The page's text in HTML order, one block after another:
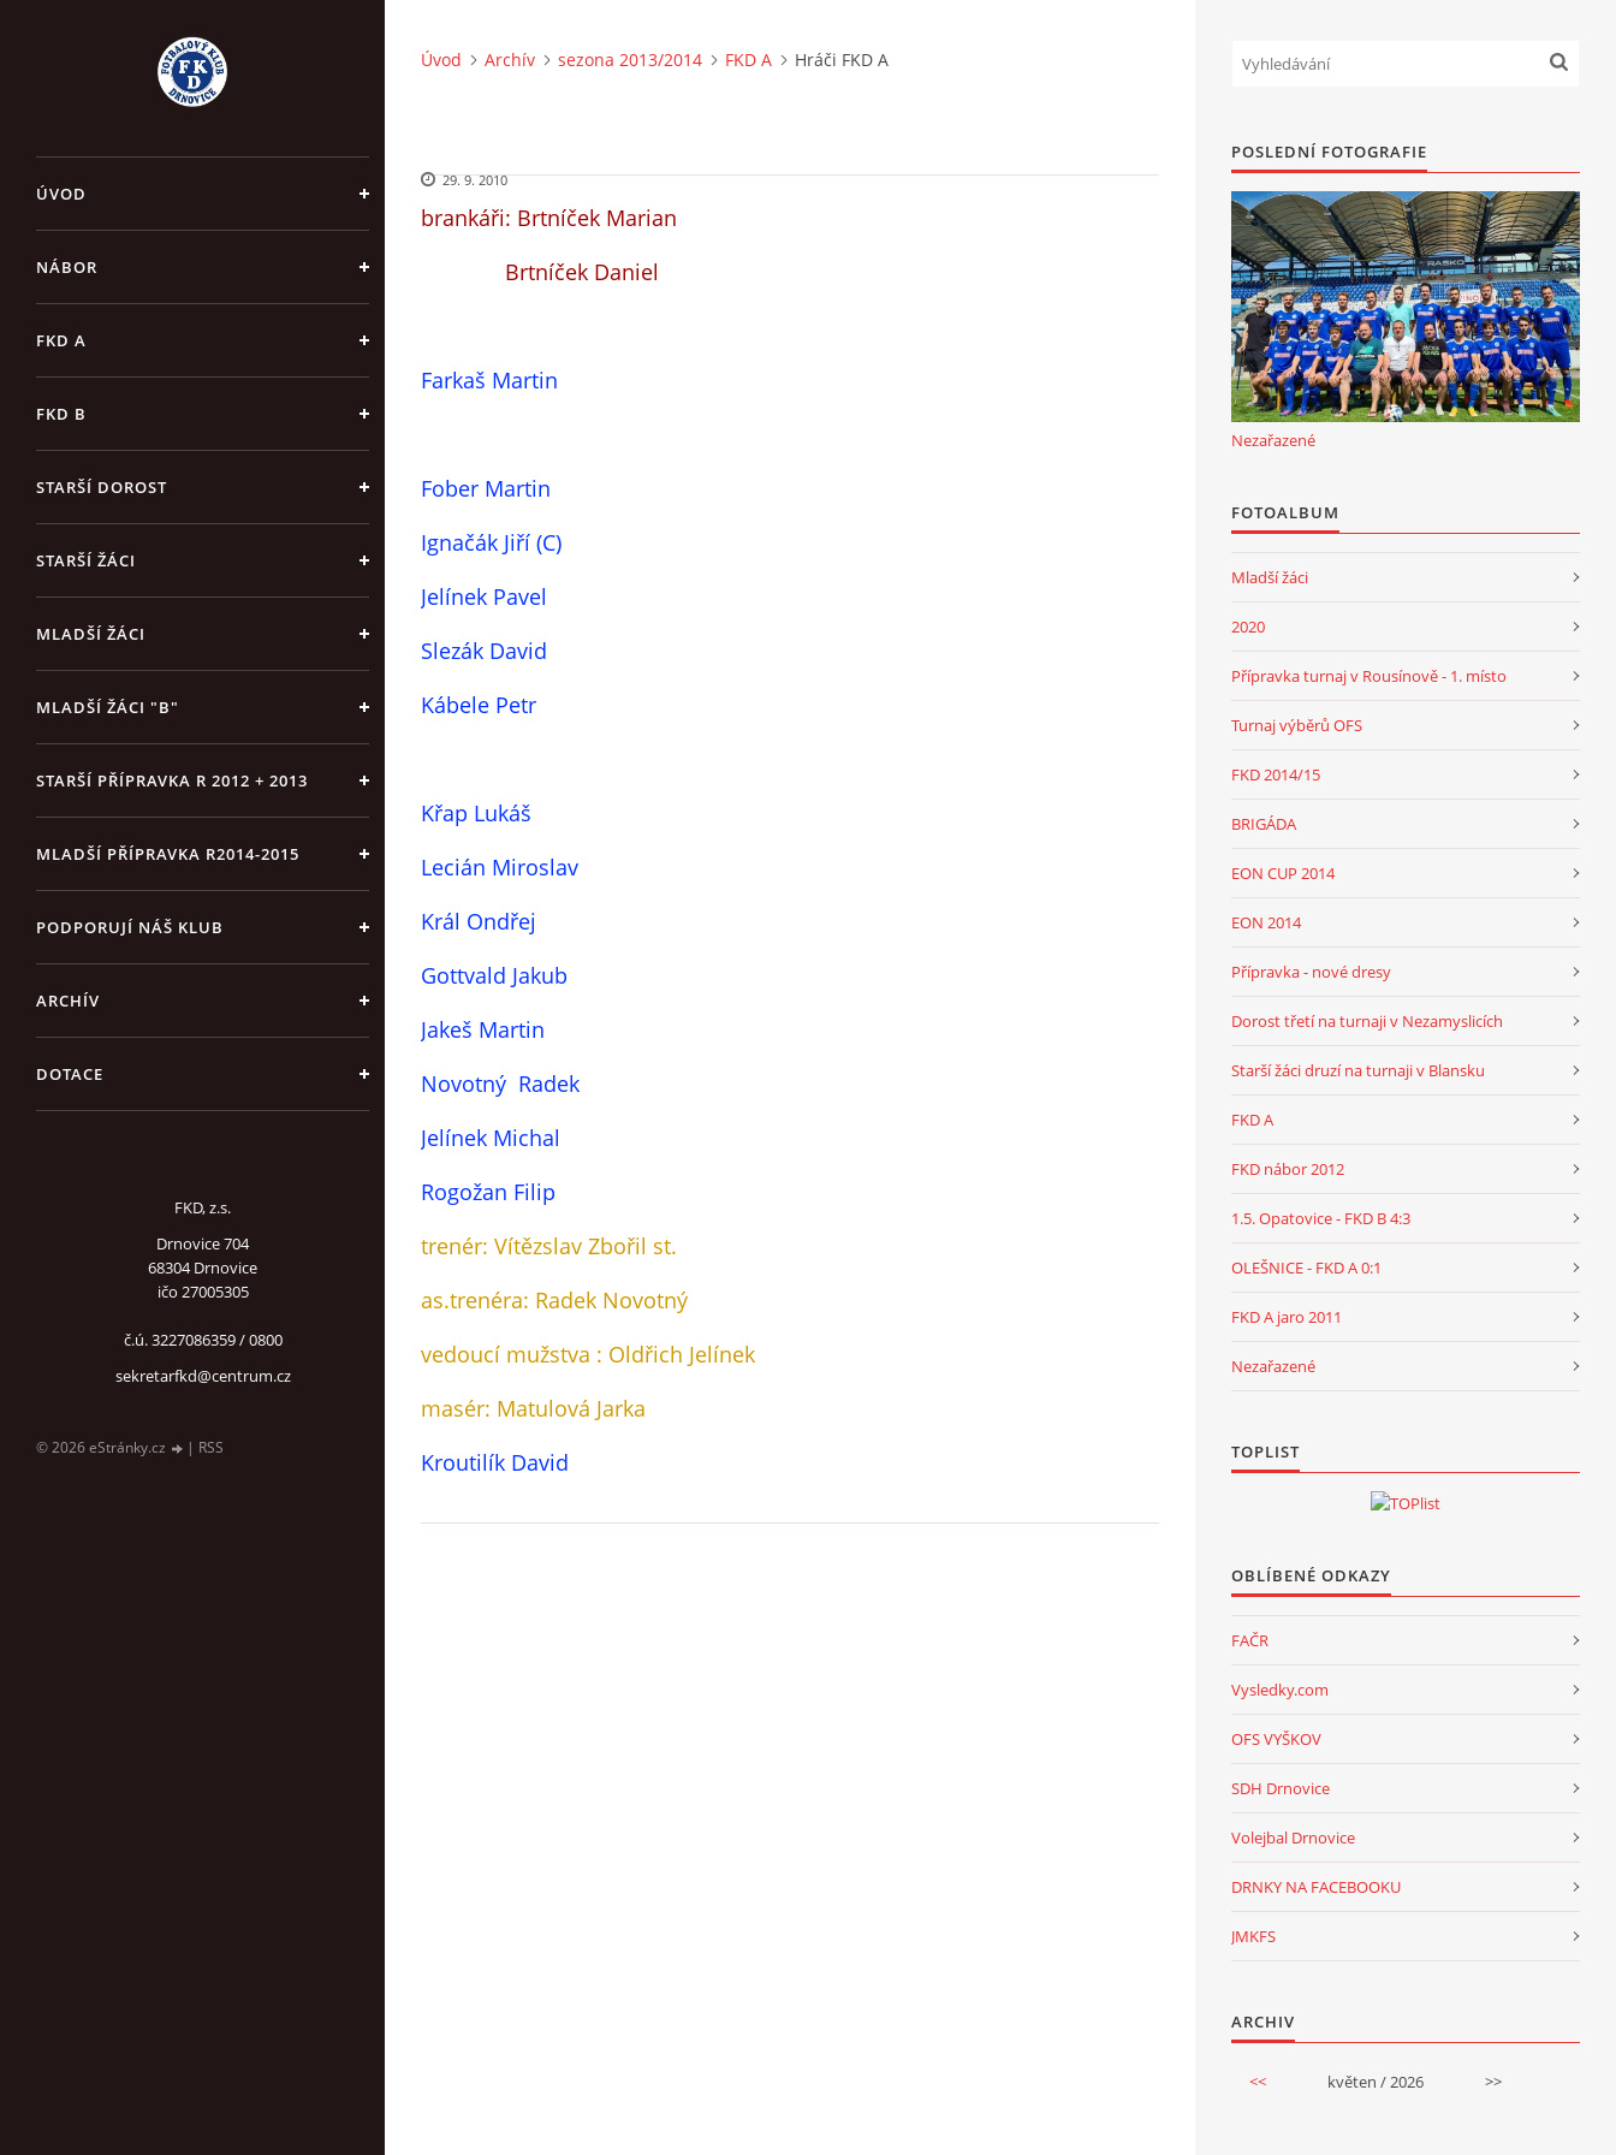
ÚVOD
NÁBOR
FKD A
FKD B
STARŠÍ DOROST
STARŠÍ ŽÁCI
MLADŠÍ ŽÁCI
MLADŠÍ ŽÁCI "B"
STARŠÍ PŘÍPRAVKA R 2012 + 2013
MLADŠÍ PŘÍPRAVKA R2014-2015
PODPORUJÍ NÁŠ KLUB
ARCHÍV
DOTACE
FKD, z.s.
Drnovice 704
68304 Drnovice
ičo 27005305
č.ú. 3227086359 / 0800
sekretarfkd@centrum.cz
© 2026 eStránky.cz | RSS
Úvod Archív sezona 2013/2014 FKD A Hráči FKD A
29. 9. 2010
brankáři: Brtníček Marian
Brtníček Daniel
Farkaš Martin
Fober Martin
Ignačák Jiří (C)
Jelínek Pavel
Slezák David
Kábele Petr
Křap Lukáš
Lecián Miroslav
Král Ondřej
Gottvald Jakub
Jakeš Martin
Novotný Radek
Jelínek Michal
Rogožan Filip
trenér: Vítězslav Zbořil st.
as.trenéra: Radek Novotný
vedoucí mužstva : Oldřich Jelínek
masér: Matulová Jarka
Kroutilík David
POSLEDNÍ FOTOGRAFIE
Nezařazené
FOTOALBUM
Mladší žáci
2020
Přípravka turnaj v Rousínově - 1. místo
Turnaj výběrů OFS
FKD 2014/15
BRIGÁDA
EON CUP 2014
EON 2014
Přípravka - nové dresy
Dorost třetí na turnaji v Nezamyslicích
Starší žáci druzí na turnaji v Blansku
FKD A
FKD nábor 2012
1.5. Opatovice - FKD B 4:3
OLEŠNICE - FKD A 0:1
FKD A jaro 2011
Nezařazené
TOPLIST
OBLÍBENÉ ODKAZY
FAČR
Vysledky.com
OFS VYŠKOV
SDH Drnovice
Volejbal Drnovice
DRNKY NA FACEBOOKU
JMKFS
ARCHIV
<< květen / 2026 >>